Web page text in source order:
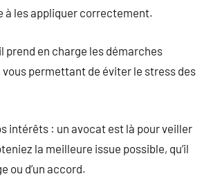
à les appliquer correctement.
prend en charge les démarches
permettant de éviter le stress des
intérêts : un avocat est là pour veiller
la meilleure issue possible, qu’il
ou d’un accord.